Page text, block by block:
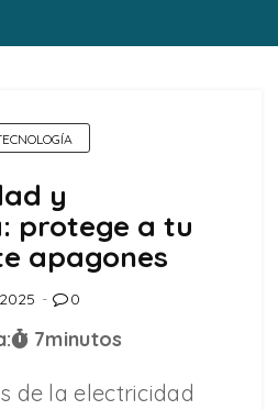
y
protege a tu
apagones
0
7minutos
de la electricidad